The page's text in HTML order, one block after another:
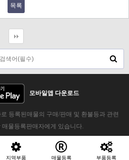
목록
모바일앱 다운로드
등록된매물의 구매/판매 및 환불등과 관련
물등록판매자에게 있습니다.
지역부품 매물등록 부품등록